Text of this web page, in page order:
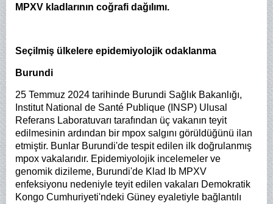
MPXV kladlarının coğrafi dağılımı.
Seçilmiş ülkelere epidemiyolojik odaklanma
Burundi
25 Temmuz 2024 tarihinde Burundi Sağlık Bakanlığı,
Institut National de Santé Publique (INSP) Ulusal
Referans Laboratuvarı tarafından üç vakanın teyit
edilmesinin ardından bir mpox salgını görüldüğünü ilan
etmiştir. Bunlar Burundi'de tespit edilen ilk doğrulanmış
mpox vakalarıdır. Epidemiyolojik incelemeler ve
genomik dizileme, Burundi'de Klad Ib MPXV
enfeksiyonu nedeniyle teyit edilen vakaları Demokratik
Kongo Cumhuriyeti'ndeki Güney eyaletiyle bağlantılı